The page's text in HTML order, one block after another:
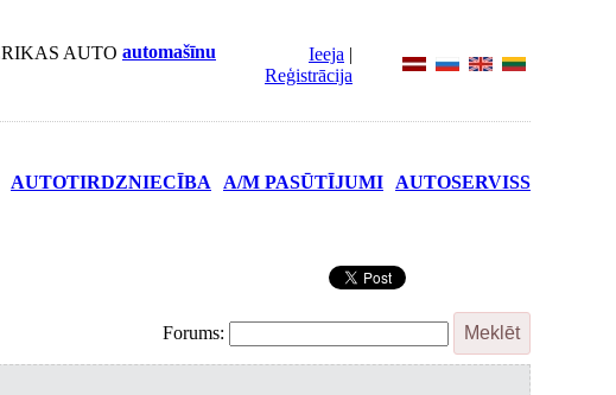
automašīnu
Ieeja |
Reģistrācija
AUTOTIRDZNIECĪBA A/M PASŪTĪJUMI AUTOSERVISS
Forums: